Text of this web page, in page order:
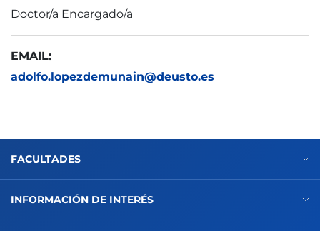
Doctor/a Encargado/a
EMAIL:
adolfo.lopezdemunain@deusto.es
FACULTADES
INFORMACIÓN DE INTERÉS